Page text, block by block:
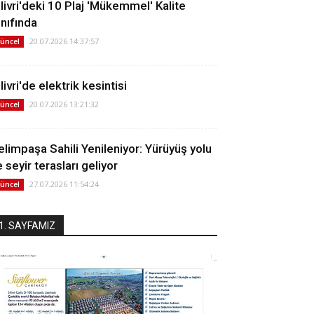
10 Plaj 'Mükemmel' Kalite
20.07.2026 14:37:57
elektrik kesintisi
20.07.2026 13:21:32
Sahili Yenileniyor: Yürüyüş yolu
seyir terasları geliyor
27.07.2026 11:54:24
1. SAYFAMIZ